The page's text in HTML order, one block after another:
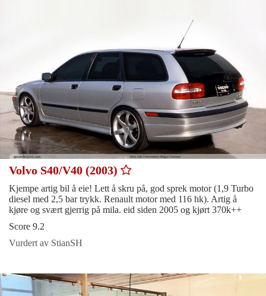
Volvo S40/V40 (2003)
Kjempe artig bil å eie! Lett å skru på, god sprek motor (1,9 Turbo
diesel med 2,5 bar trykk. Renault motor med 116 hk). Artig å
kjøre og svært gjerrig på mila. eid siden 2005 og kjørt 370k++
Score 9.2
Vurdert av StianSH